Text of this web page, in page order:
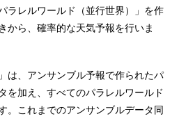
ラレルワールド（並行世界）」を作
から、確率的な天気予報を行いま
は、アンサンブル予報で作られたパ
を加え、すべてのパラレルワールド
。これまでのアンサンブルデータ同